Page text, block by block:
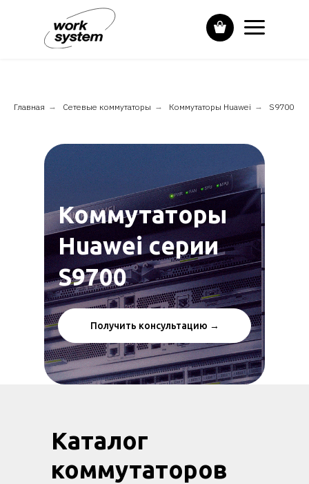
Главная → Сетевые коммутаторы → Коммутаторы Huawei → S9700
Коммутаторы
Huawei серии
S9700
Получить консультацию →
Каталог
коммутаторов